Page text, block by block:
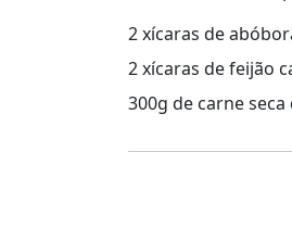
2 xícaras de
2 xícaras de feijão
300g de carne seca